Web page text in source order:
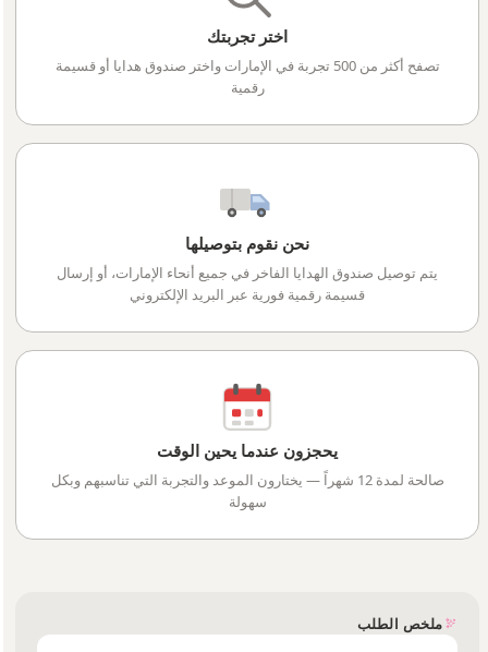
اختر تجربتك
تصفح أكثر من 500 تجربة في الإمارات واختر صندوق هدايا أو قسيمة
رقمية
نحن نقوم بتوصيلها
يتم توصيل صندوق الهدايا الفاخر في جميع أنحاء الإمارات، أو إرسال
قسيمة رقمية فورية عبر البريد الإلكتروني
يحجزون عندما يحين الوقت
صالحة لمدة 12 شهراً — يختارون الموعد والتجربة التي تناسبهم وبكل
سهولة
ملخص الطلب